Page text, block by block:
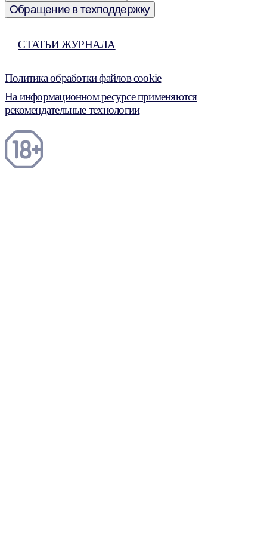
Обращение в техподдержку
СТАТЬИ ЖУРНАЛА
Политика обработки файлов cookie
На информационном ресурсе применяются
рекомендательные технологии